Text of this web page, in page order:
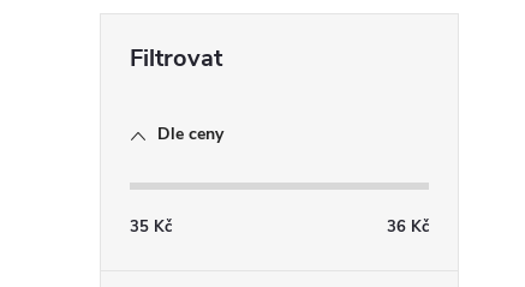
Dle ceny
35 Kč 36 Kč